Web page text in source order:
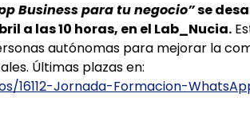
Business para tu negocio”se
a las 10 horas, en el Lab_Nucia.
autónomas para mejorar la
Últimas plazas en:
16112-Jornada-Formacion-